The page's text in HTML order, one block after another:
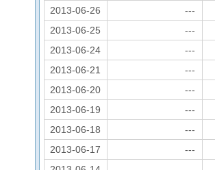
2013-06-26
---
2013-06-25
---
2013-06-24
---
2013-06-21
---
2013-06-20
---
2013-06-19
---
2013-06-18
---
2013-06-17
---